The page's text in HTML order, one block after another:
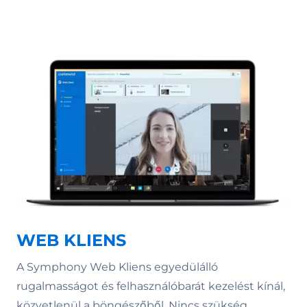
WEB KLIENS
A Symphony Web Kliens egyedülálló
rugalmasságot és felhasználóbarát kezelést kínál,